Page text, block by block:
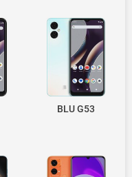
BLU G53